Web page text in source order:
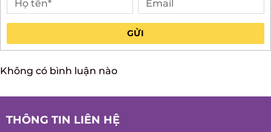
GỬI
Không có bình luận nào
THÔNG TIN LIÊN HỆ